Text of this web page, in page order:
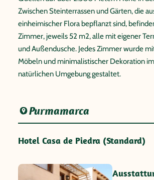
Zwischen Steinterrassen und Gärten, die
einheimischer Flora bepflanzt sind,
Zimmer, jeweils 52 m2, alle mit eigener
und Außendusche. Jedes Zimmer wurde
Möbeln und minimalistischer Dekoration
natürlichen Umgebung gestaltet.
Purmamarca
Hotel Casa de Piedra (Standard)